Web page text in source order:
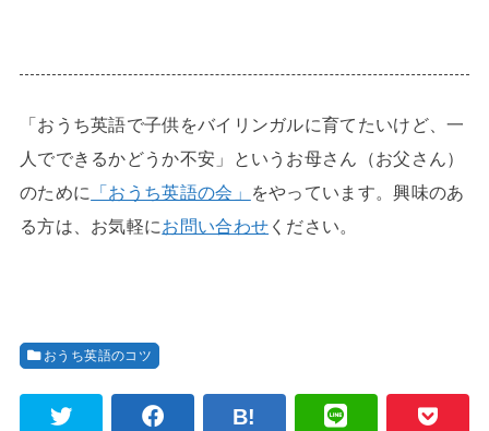
「おうち英語で子供をバイリンガルに育てたいけど、一
人でできるかどうか不安」というお母さん（お父さん）
のために
「おうち英語の会」
をやっています。興味のあ
る方は、お気軽に お問い合わせ ください。
おうち英語のコツ